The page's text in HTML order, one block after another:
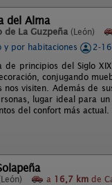
del Alma
de La Guzpeña (León)
y por habitaciones
2-
de principios del Siglo
conjugando
nos visiten. Además de
lugar ideal para
del confort más
a 16,7 km de